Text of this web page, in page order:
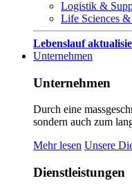
Logistik &
Life Sciences
Lebenslauf
Unternehmen
Unternehmen
Durch eine
sondern auch zum
Mehr lesen Unsere
Dienstleistungen